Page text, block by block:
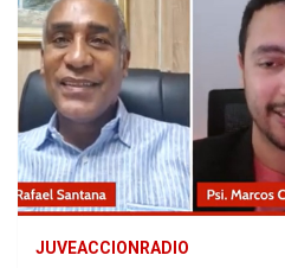
JUVEACCIONRADIO